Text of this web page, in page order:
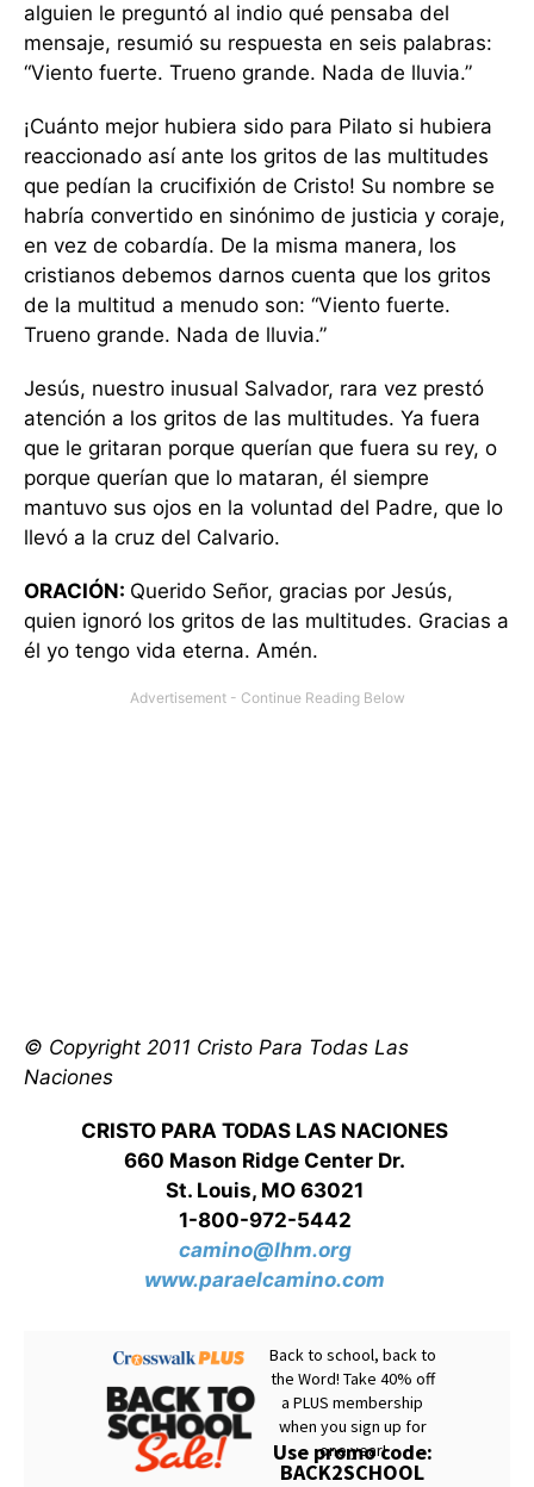
alguien le preguntó al indio qué pensaba del
mensaje, resumió su respuesta en seis palabras:
“Viento fuerte. Trueno grande. Nada de lluvia.”
¡Cuánto mejor hubiera sido para Pilato si hubiera
reaccionado así ante los gritos de las multitudes
que pedían la crucifixión de Cristo! Su nombre se
habría convertido en sinónimo de justicia y coraje,
en vez de cobardía. De la misma manera, los
cristianos debemos darnos cuenta que los gritos
de la multitud a menudo son: “Viento fuerte.
Trueno grande. Nada de lluvia.”
Jesús, nuestro inusual Salvador, rara vez prestó
atención a los gritos de las multitudes. Ya fuera
que le gritaran porque querían que fuera su rey, o
porque querían que lo mataran, él siempre
mantuvo sus ojos en la voluntad del Padre, que lo
llevó a la cruz del Calvario.
ORACIÓN: Querido Señor, gracias por Jesús,
quien ignoró los gritos de las multitudes. Gracias a
él yo tengo vida eterna. Amén.
© Copyright 2011 Cristo Para Todas Las
Naciones
CRISTO PARA TODAS LAS NACIONES
660 Mason Ridge Center Dr.
St. Louis, MO 63021
1-800-972-5442
camino@lhm.org
www.paraelcamino.com